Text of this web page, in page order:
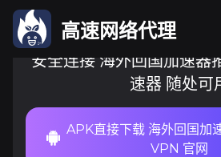
专业科学上网服务
安全连接 海外回国加速器
速器 随处可
APK直接下载 海外回国加
VPN 官网
高速网络代理